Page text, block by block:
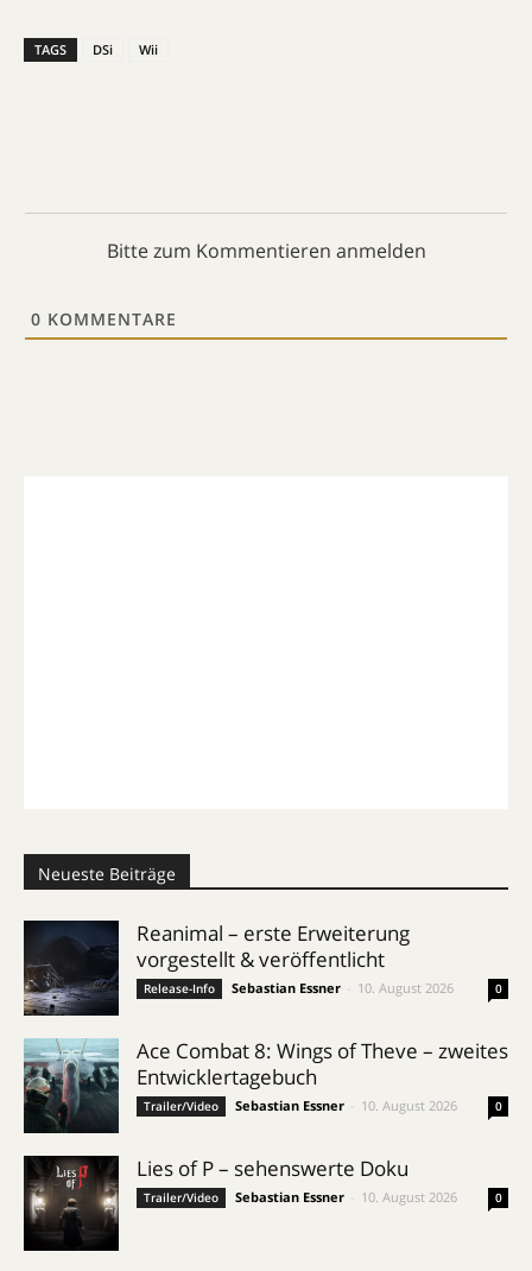
TAGS DSi Wii
Bitte zum Kommentieren anmelden
0 KOMMENTARE
Neueste Beiträge
Reanimal – erste Erweiterung
vorgestellt & veröffentlicht
Release-Info Sebastian Essner 10. August 2026 0
Ace Combat 8: Wings of Theve – zweites
Entwicklertagebuch
Trailer/Video Sebastian Essner 10. August 2026 0
Lies of P – sehenswerte Doku
Trailer/Video Sebastian Essner 10. August 2026 0